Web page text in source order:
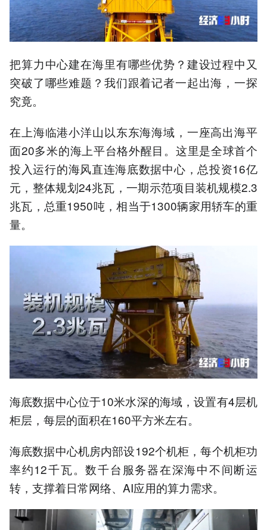
把算力中心建在海里有哪些优势？建设过程中又
突破了哪些难题？我们跟着记者一起出海，一探
究竟。
在上海临港小洋山以东东海海域，一座高出海平
面20多米的海上平台格外醒目。这里是全球首个
投入运行的海风直连海底数据中心，总投资16亿
元，整体规划24兆瓦，一期示范项目装机规模2.3
兆瓦，总重1950吨，相当于1300辆家用轿车的重
量。
海底数据中心位于10米水深的海域，设置有4层机
柜层，每层的面积在160平方米左右。
海底数据中心机房内部设192个机柜，每个机柜功
率约12千瓦。数千台服务器在深海中不间断运
转，支撑着日常网络、AI应用的算力需求。